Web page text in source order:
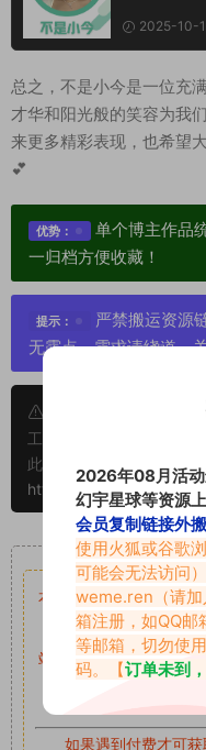
2025-10-
总之，不是小今是一位充
才华和阳光般的笑容为我
来更多精彩表现，也希望
💕
优势：
单个博主作品
一归档方便收藏！
提示：
严禁搬运资源
无露点、需求请绕道，
申明：本文资源均来
工单处理。
此外本文章皆属于原创文
https://
本站资源均来自网络分
留言后，我们
站内资源为网友个人学
如果遇到付费才可
2026年08月活动
幻宇星球等资源
会员复制链接外
使用火狐或谷歌
可能会无法访问
weme.ren （请
箱注册，如QQ
等邮箱，切勿使
码。【订单未到